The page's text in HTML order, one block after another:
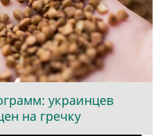
украинцев
на гречку